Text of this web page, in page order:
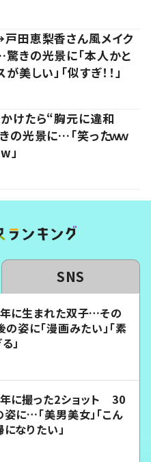
田恵梨香さん風メイク
きの光景に「本人かと
美しい」「似すぎ！！」
けたら“胸元に違和
の光景に…「笑ったｗｗ
」
SNS
に生まれた双子…その
姿に「漫画みたい」「素
」
に撮った2ショット 30
に…「美男美女」「こん
なりたい」